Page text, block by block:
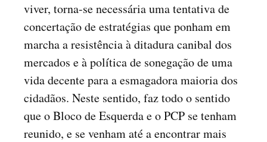
viver, torna-se necessária uma tentativa de
concertação de estratégias que ponham em
marcha a resistência à ditadura canibal dos
mercados e à política de sonegação de uma
vida decente para a esmagadora maioria dos
cidadãos. Neste sentido, faz todo o sentido
que o Bloco de Esquerda e o PCP se tenham
reunido, e se venham até a encontrar mais